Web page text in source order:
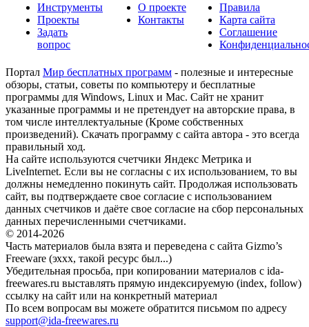
Инструменты
Проекты
Задать
вопрос
О проекте
Контакты
Правила
Карта сайта
Соглашение
Портал Мир бесплатных программ - полезные и интересные
обзоры, статьи, советы по компьютеру и бесплатные
программы для Windows, Linux и Mac. Сайт не хранит
указанные программы и не претендует на авторские права, в
том числе интеллектуальные (Кроме собственных
произведений). Скачать программу с сайта автора - это всегда
правильный ход.
На сайте используются счетчики Яндекс Метрика и
LiveInternet. Если вы не согласны с их использованием, то вы
должны немедленно покинуть сайт. Продолжая использовать
сайт, вы подтверждаете свое согласие с использованием
данных счетчиков и даёте свое согласие на сбор персональных
данных перечисленными счетчиками.
© 2014-2026
Часть материалов была взята и переведена с сайта Gizmo’s
Freeware (эххх, такой ресурс был...)
Убедительная просьба, при копировании материалов с ida-
freewares.ru выставлять прямую индексируемую (index, follow)
ссылку на сайт или на конкретный материал
По всем вопросам вы можете обратится письмом по адресу
support@ida-freewares.ru